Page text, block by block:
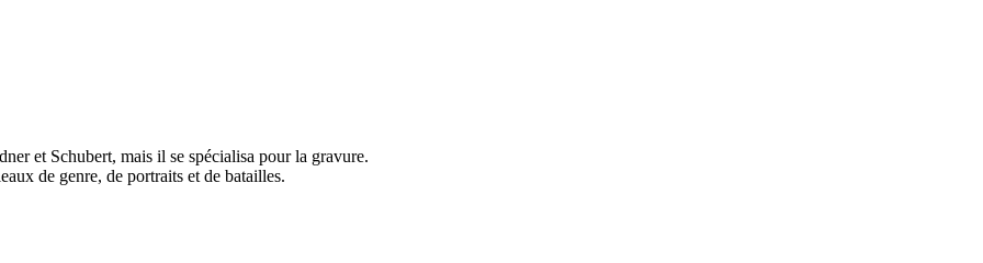
et Schubert, mais il se spécialisa pour la gravure.
de genre, de portraits et de batailles.